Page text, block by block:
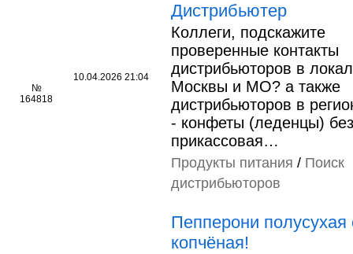
№
164818
10.04.2026 21:04
Дистрибьютер
Коллеги, подскажите
проверенные контакты
дистрибьюторов в
Москвы и МО? а также
дистрибьюторов в
- конфеты (леденцы)
прикассовая…
Продукты питания / Поиск
дистрибьюторов
Пепперони полусухая
копчёная!